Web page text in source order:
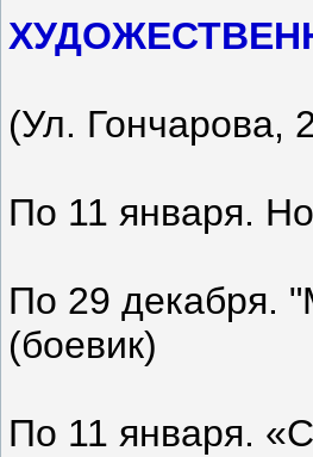
(Ул. Гончарова,
По 11 января.
По 29 декабря.
(боевик)
По 11 января.